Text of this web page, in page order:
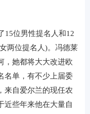
位男性提名人和12
两位提名人)。冯德莱
，她都将大大改进欧
名单，有不少上届委
来自爱尔兰的现任农
近些年来他在大量自